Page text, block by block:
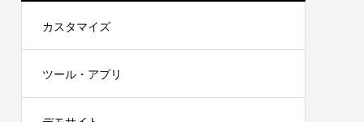
カスタマイズ
ツール・アプリ